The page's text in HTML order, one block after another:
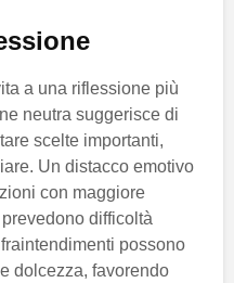
a una riflessione più
neutra suggerisce di
scelte importanti,
Un distacco emotivo
con maggiore
difficoltà
possono
dolcezza, favorendo